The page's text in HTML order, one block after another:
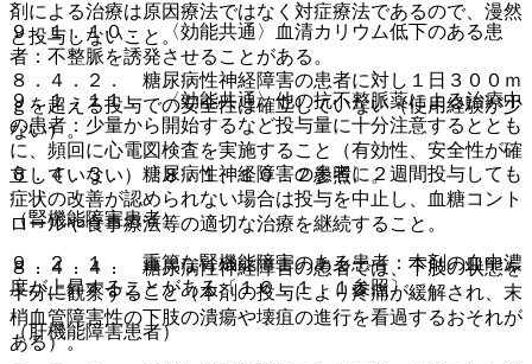
９．１．１０． 〈効能共通〉血清カリウム低下のある患
者：不整脈を誘発させることがある。
９．１．１１． 〈効能共通〉他の抗不整脈薬による治療中
の患者：少量から開始するなど投与量に十分注意するととも
に、頻回に心電図検査を実施すること（有効性、安全性が確
立していない）〔８．１、１０．２参照〕。
（腎機能障害患者）
９．２．１． 重篤な腎機能障害のある患者：本剤の血中濃
度が上昇することがある〔１６．１．１参照〕。
（肝機能障害患者）
剤による治療は原因療法ではなく対症療法であるので、漫然
と投与しないこと。
８．４．２． 糖尿病性神経障害の患者に対し１日３００ｍ
ｇを超える投与での安全性は確立していない（使用経験が少
ない）。
８．４．３． 糖尿病性神経障害の患者に２週間投与しても
症状の改善が認められない場合は投与を中止し、血糖コント
ロールや食事療法等の適切な治療を継続すること。
８．４．４． 糖尿病性神経障害の患者では、下肢の状態を
十分に観察すること（本剤の投与により疼痛が緩解され、末
梢血管障害性の下肢の潰瘍や壊疽の進行を看過するおそれが
ある）。